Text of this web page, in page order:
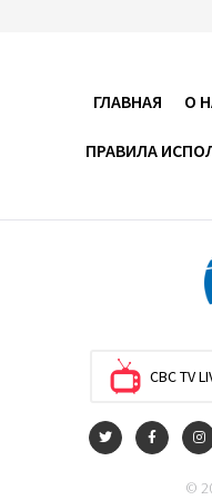
программу
экономики и
электронной
финансирования
ГЛАВНАЯ О
ПРАВИЛА
CBC TV
©